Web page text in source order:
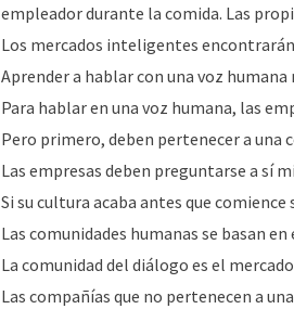
empleador durante la comida. Las
Los mercados inteligentes
Aprender a hablar con una voz
Para hablar en una voz humana, las
Pero primero, deben pertenecer a una
Las empresas deben preguntarse a sí
Si su cultura acaba antes que
Las comunidades humanas se basan
La comunidad del diálogo es el
Las compañías que no pertenecen a